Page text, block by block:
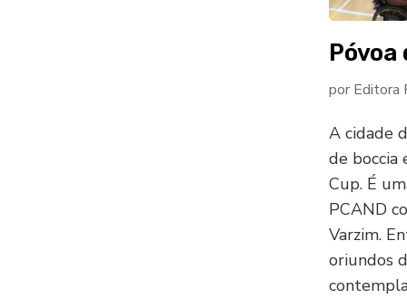
Póvoa
por Editora
A cidade
de boccia
Cup. É
PCAND
Varzim.
oriundos